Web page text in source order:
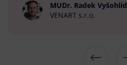
MUDr. Radek Vyšohlíd
VENART s.r.o.